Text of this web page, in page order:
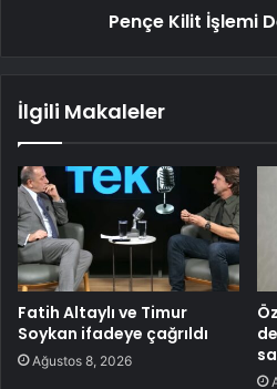
Pençe Kilit İşlemi
İlgili Makaleler
Fatih Altaylı ve Timur
Soykan ifadeye çağrıldı
Ağustos 8, 2026